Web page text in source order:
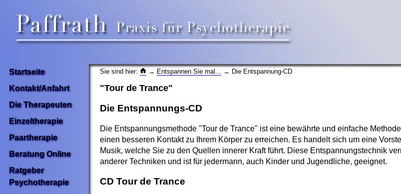
Startseite
Kontakt/Anfahrt
Die Therapeuten
Einzeltherapie
Paartherapie
Beratung Online
Ratgeber
Psychotherapie
Sie sind hier: → Entspannen Sie mal... → Die Entspannung-CD
"Tour de Trance"
Die Entspannungs-CD
Die Entspannungsmethode "Tour de Trance" ist eine bewährte und einfache
einen besseren Kontakt zu Ihrem Körper zu erreichen. Es handelt sich um eine
Musik, welche Sie zu den Quellen innerer Kraft führt. Diese Entspannungstechnik
anderer Techniken und ist für jedermann, auch Kinder und Jugendliche, geeignet.
CD Tour de Trance